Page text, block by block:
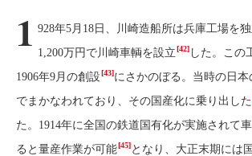
1 928年5月18日、川崎造船所は兵庫工場を
1,200万円で川崎車輌を設立 [42] した。この
1906年9月の創設[43]にさかのぼる。当時の日本
でまかなわれており、その国産化に乗り出した
た。1914年に全国の鉄道国有化が実施されて
ると量産作業が可能[45]となり、大正末期には